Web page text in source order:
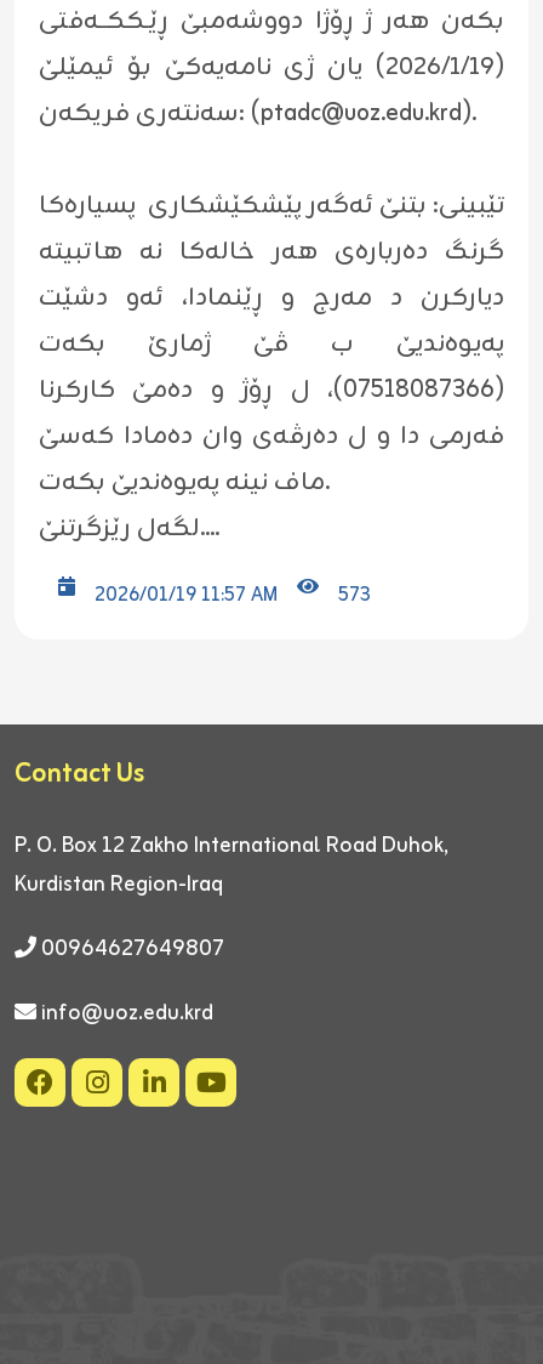
بکەن هەر ژ ڕۆژا دووشەمبێ ڕێـککــەفتی
(٢٠٢٦/١/١٩) یان ژی نامەیەکێ بۆ ئیمێلێ
سەنتەری فریکەن: (ptadc@uoz.edu.krd).
تێبینی: بتنێ ئەگەر پێشكێشكاری پسیارەکا
گرنگ دەربارەی هەر خالەکا نە هاتبیتە
دیارکرن د مەرج و ڕێنمادا، ئەو دشێت
پەیوەندیێ ب ڤێ ژمارێ بكه‌ت
(07518087366)، ل ڕۆژ و دەمێ کارکرنا
فەرمی دا و ل دەرڤەی وان دەمادا کەسێ
ماف نینە پەیوەندیێ بکەت.
لگه‌ل رێزگرتنێ....
2026/01/19 11:57 AM 573
Contact Us
P. O. Box 12 Zakho International Road Duhok,
Kurdistan Region-Iraq
00964627649807
info@uoz.edu.krd